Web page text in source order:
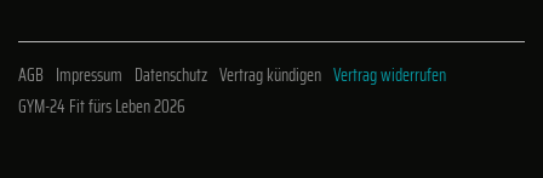
AGB Impressum Datenschutz Vertrag kündigen Vertrag widerrufen
GYM-24 Fit fürs Leben 2026